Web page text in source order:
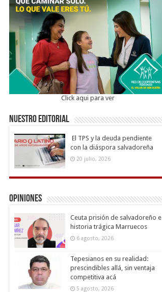
Click aqui para ver
Nuestro Editorial
El TPS y la deuda pendiente
con la diáspora salvadoreña
20 julio, 2026
Opiniones
Ceuta prisión de salvadoreño e
historia trágica Marruecos
6 agosto, 2026
Tepesianos en su realidad:
prescindibles allá, sin ventaja
competitiva acá
5 agosto, 2026